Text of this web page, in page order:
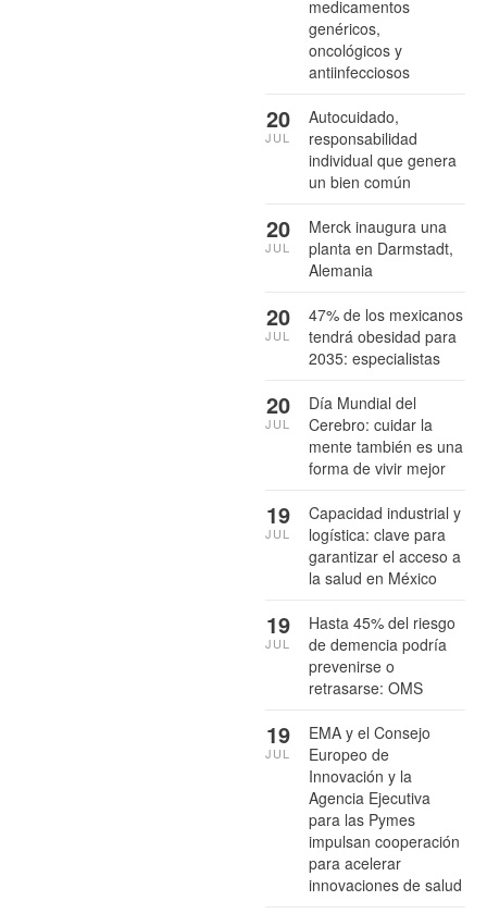
medicamentos
genéricos,
oncológicos y
antiinfecciosos
Autocuidado,
responsabilidad
individual que genera
un bien común
20
JUL
Merck inaugura una
planta en Darmstadt,
Alemania
20
JUL
47% de los mexicanos
tendrá obesidad para
2035: especialistas
20
JUL
Día Mundial del
Cerebro: cuidar la
mente también es una
forma de vivir mejor
20
JUL
Capacidad industrial y
logística: clave para
garantizar el acceso a
la salud en México
19
JUL
Hasta 45% del riesgo
de demencia podría
prevenirse o
retrasarse: OMS
19
JUL
EMA y el Consejo
Europeo de
Innovación y la
Agencia Ejecutiva
para las Pymes
impulsan cooperación
para acelerar
innovaciones de salud
19
JUL